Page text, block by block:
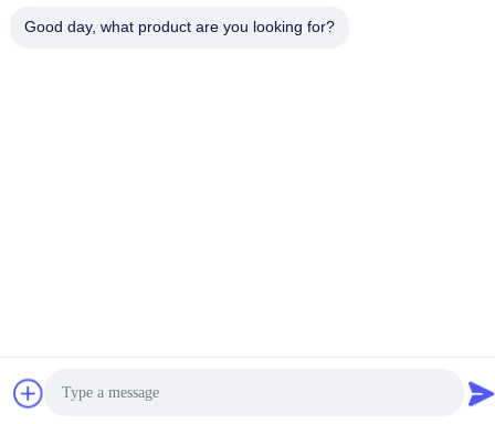
Good day, what product are you looking for?